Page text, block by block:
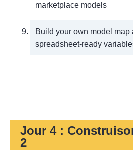
marketplace models
Build your own model map
spreadsheet-ready
Jour 4 :
2